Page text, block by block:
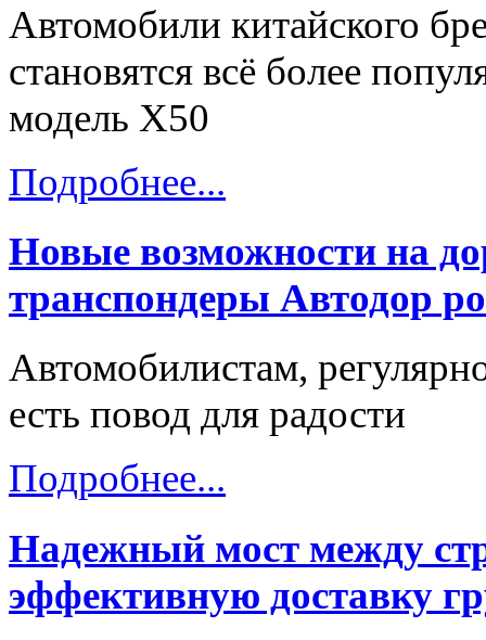
Автомобили китайского
становятся всё более
модель X50
Подробнее...
Новые возможности на
транспондеры Автодор
Автомобилистам,
есть повод для радости
Подробнее...
Надежный мост между
эффективную доставку